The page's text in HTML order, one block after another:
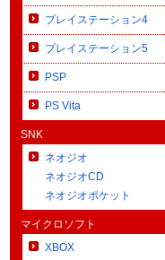
プレイステーション4
プレイステーション5
PSP
PS Vita
SNK
ネオジオ
ネオジオCD
ネオジオポケット
マイクロソフト
XBOX